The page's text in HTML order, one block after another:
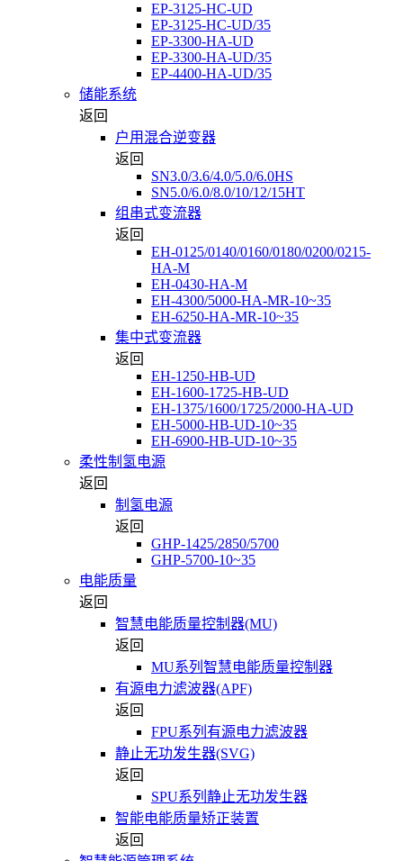
EP-3125-HC-UD
EP-3125-HC-UD/35
EP-3300-HA-UD
EP-3300-HA-UD/35
EP-4400-HA-UD/35
储能系统
返回
户用混合逆变器
返回
SN3.0/3.6/4.0/5.0/6.0HS
SN5.0/6.0/8.0/10/12/15HT
组串式变流器
返回
EH-0125/0140/0160/0180/0200/0215-
HA-M
EH-0430-HA-M
EH-4300/5000-HA-MR-10~35
EH-6250-HA-MR-10~35
集中式变流器
返回
EH-1250-HB-UD
EH-1600-1725-HB-UD
EH-1375/1600/1725/2000-HA-UD
EH-5000-HB-UD-10~35
EH-6900-HB-UD-10~35
柔性制氢电源
返回
制氢电源
返回
GHP-1425/2850/5700
GHP-5700-10~35
电能质量
返回
智慧电能质量控制器(MU)
返回
MU系列智慧电能质量控制器
有源电力滤波器(APF)
返回
FPU系列有源电力滤波器
静止无功发生器(SVG)
返回
SPU系列静止无功发生器
智能电能质量矫正装置
返回